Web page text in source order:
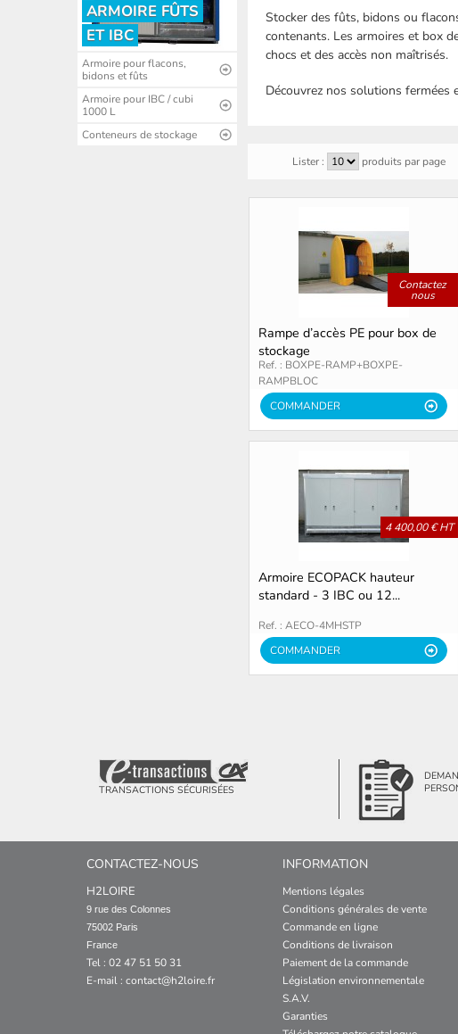
ARMOIRE FÛTS
ET IBC
Armoire pour flacons,
bidons et fûts
Armoire pour IBC / cubi
1000 L
Conteneurs de stockage
Stocker des fûts, bidons ou
contenants. Les armoires et box
chocs et des accès non maîtrisés.
Découvrez nos solutions
Lister : produits par page
Contactez
nous
Rampe d’accès PE pour box de
stockage
Ref. : BOXPE-RAMP+BOXPE-
RAMPBLOC
COMMANDER
4 400,00 € HT
Armoire ECOPACK hauteur
standard - 3 IBC ou 12...
Ref. : AECO-4MHSTP
COMMANDER
TRANSACTIONS SÉCURISÉES
CONTACTEZ-NOUS
H2LOIRE
9 rue des Colonnes
75002 Paris
France
Tel : 02 47 51 50 31
E-mail : contact@h2loire.fr
INFORMATION
Mentions légales
Conditions générales de vente
Commande en ligne
Conditions de livraison
Paiement de la commande
Législation environnementale
S.A.V.
Garanties